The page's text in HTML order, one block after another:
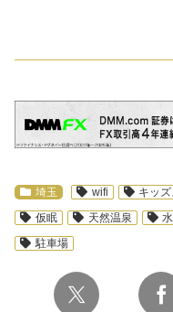
ス
埼玉 wifi キッ
仮眠
天然温泉
駐車場